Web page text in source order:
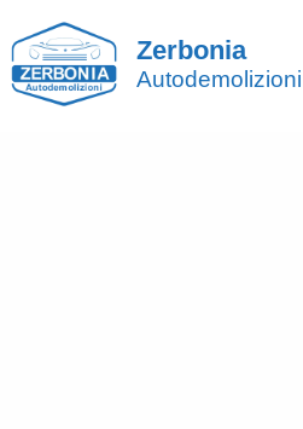
Zerbonia
Autodemolizioni